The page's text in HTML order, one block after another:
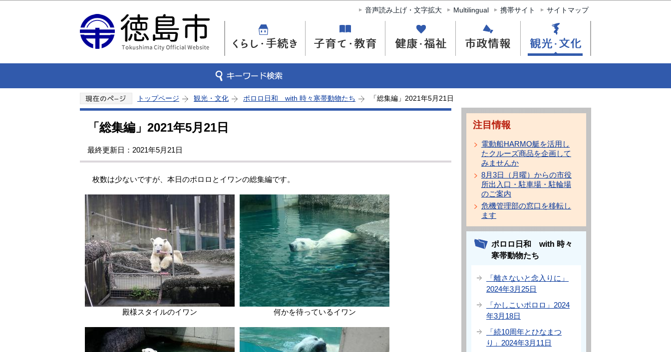
このページの本文へ移動
音声読み上げ・文字拡大 Multilingual 携帯サイト サイトマップ
トップページ 観光・文化 ポロロ日和 with 時々寒帯動物たち 「総集編」2021年5月21日
「総集編」2021年5月21日
最終更新日：2021年5月21日
枚数は少ないですが、本日のポロロとイワンの総集編です。
殿様スタイルのイワン 何かを待っているイワン
注目情報
電動船HARMO艇を活用し
たクルーズ商品を企画して
みませんか
8月3日（月曜）からの市役
所出入口・駐車場・駐輪場
のご案内
危機管理部の窓口を移転し
ます
ポロロ日和 with 時々
寒帯動物たち
「離さないと念入りに」
2024年3月25日
「かしこいポロロ」2024
年3月18日
「続10周年とひなまつ
り」2024年3月11日